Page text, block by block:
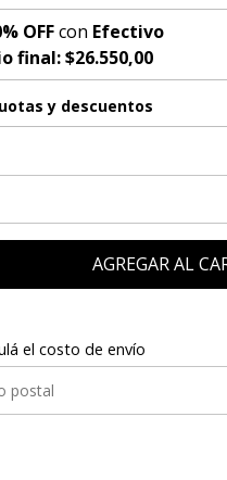
OFFcon Efectivo
final:$26.550,00
y descuentos
AGREGAR AL
el costo de envío